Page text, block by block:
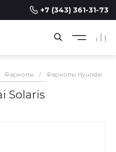
+7 (343) 361-31-73
Фаркопы / Фаркопы Hyundai
Solaris